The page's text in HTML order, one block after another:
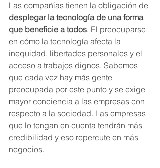
Las compañías tienen la obligación de
desplegar la tecnología de una forma
que beneficie a todos. El preocuparse
en cómo la tecnología afecta la
inequidad, libertades personales y el
acceso a trabajos dignos. Sabemos
que cada vez hay más gente
preocupada por este punto y se exige
mayor conciencia a las empresas con
respecto a la sociedad. Las empresas
que lo tengan en cuenta tendrán más
credibilidad y eso repercute en más
negocios.